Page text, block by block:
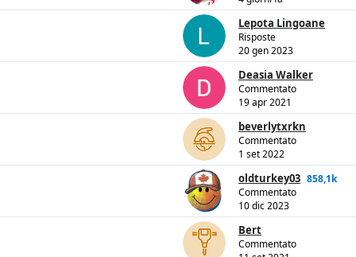
Lepota Lingoane
Risposte
20 gen 2023
Deasia Walker
Commentato
19 apr 2021
beverlytxrkn
Commentato
1 set 2022
oldturkey03 858,1k
Commentato
10 dic 2023
Bert
Commentato